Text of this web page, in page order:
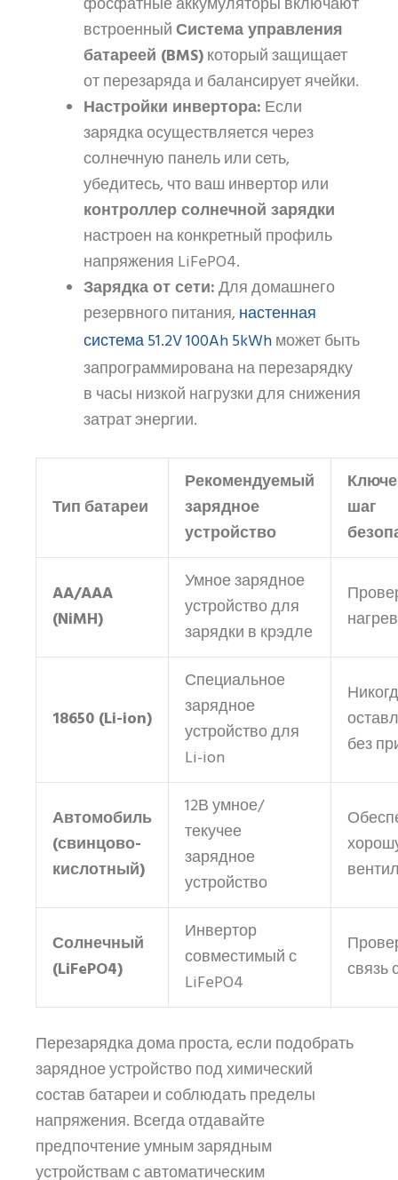
встроенныйСистема управления
батареей (BMS)который защищает
от перезаряда и балансирует ячейки.
Настройки инвертора: Если
зарядка осуществляется через
солнечную панель или сеть,
убедитесь, что ваш инвертор или
контроллер солнечной зарядки
настроен на конкретный профиль
напряжения LiFePO4.
Зарядка от сети:Для домашнего
резервного питания, настенная
система 51.2V 100Ah 5kWhможет быть
запрограммирована на перезарядку
в часы низкой нагрузки для снижения
затрат энергии.
Тип батареи
Рекомендуемый
зарядное
устройство
шаг
AA/AAA
(NiMH)
Умное зарядное
устройство для
зарядки в крэдле
нагрев
18650 (Li-ion)
Специальное
зарядное
устройство для
Li-ion
без
Автомобиль
(свинцово-
кислотный)
12В умное/
текучее
зарядное
устройство
Солнечный
(LiFePO4)
Инвертор
совместимый с
LiFePO4
связь
Перезарядка дома проста, если подобрать
зарядное устройство под химический
состав батареи и соблюдать пределы
напряжения. Всегда отдавайте
предпочтение умным зарядным
устройствам с автоматическим